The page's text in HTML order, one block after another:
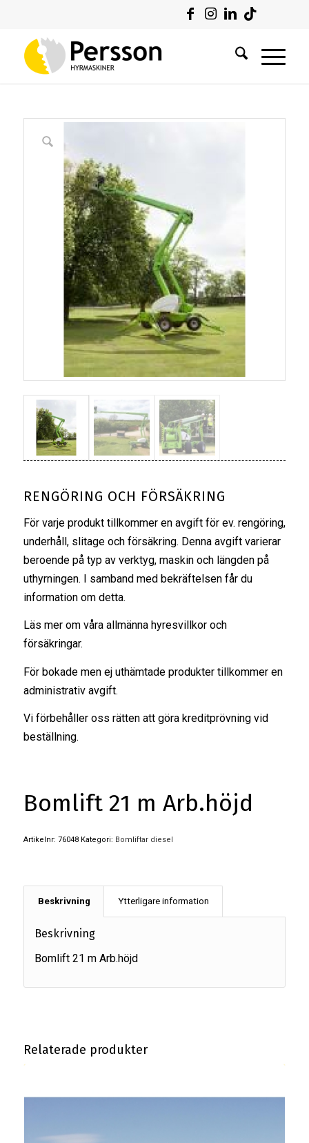
RENGÖRING OCH FÖRSÄKRING
För varje produkt tillkommer en avgift för ev. rengöring,
underhåll, slitage och försäkring. Denna avgift varierar
beroende på typ av verktyg, maskin och längden på
uthyrningen. I samband med bekräftelsen får du
information om detta.
Läs mer om våra allmänna hyresvillkoroch
försäkringar.
För bokade men ej uthämtade produkter tillkommer en
administrativ avgift.
Vi förbehåller oss rätten att göra kreditprövning vid
beställning.
Bomlift 21 m Arb.höjd
Artikelnr: 76048 Kategori: Bomliftar diesel
Beskrivning Ytterligare information
Beskrivning
Bomlift 21 m Arb.höjd
Relaterade produkter